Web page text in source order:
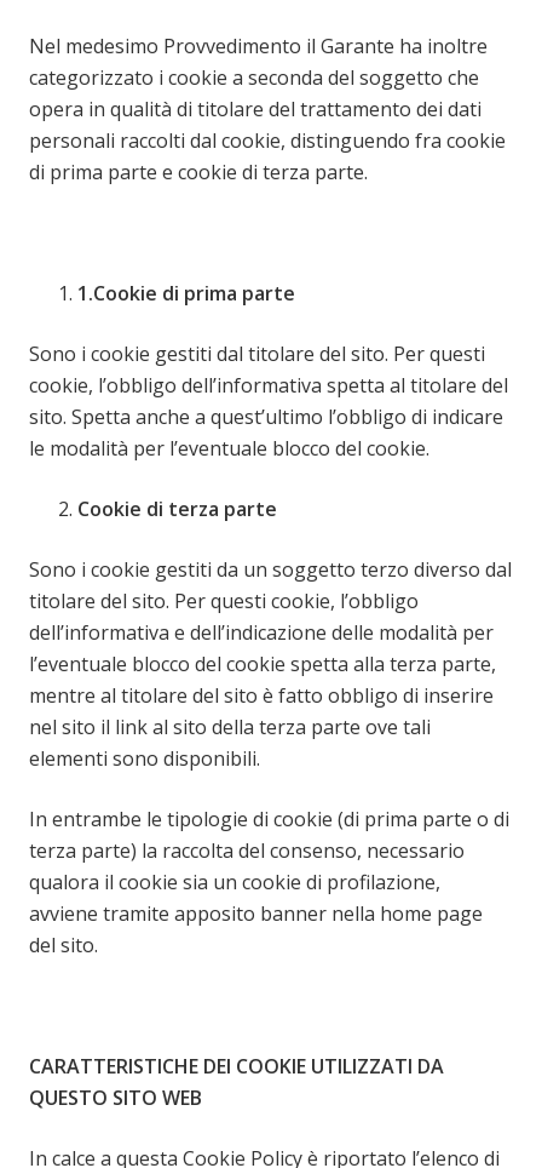
Nel medesimo Provvedimento il Garante ha inoltre
categorizzato i cookie a seconda del soggetto che
opera in qualità di titolare del trattamento dei dati
personali raccolti dal cookie, distinguendo fra cookie
di prima parte e cookie di terza parte.
1.Cookie di prima parte
Sono i cookie gestiti dal titolare del sito. Per questi
cookie, l’obbligo dell’informativa spetta al titolare del
sito. Spetta anche a quest’ultimo l’obbligo di indicare
le modalità per l’eventuale blocco del cookie.
Cookie di terza parte
Sono i cookie gestiti da un soggetto terzo diverso dal
titolare del sito. Per questi cookie, l’obbligo
dell’informativa e dell’indicazione delle modalità per
l’eventuale blocco del cookie spetta alla terza parte,
mentre al titolare del sito è fatto obbligo di inserire
nel sito il link al sito della terza parte ove tali
elementi sono disponibili.
In entrambe le tipologie di cookie (di prima parte o di
terza parte) la raccolta del consenso, necessario
qualora il cookie sia un cookie di profilazione,
avviene tramite apposito banner nella home page
del sito.
CARATTERISTICHE DEI COOKIE UTILIZZATI DA
QUESTO SITO WEB
In calce a questa Cookie Policy è riportato l’elenco di